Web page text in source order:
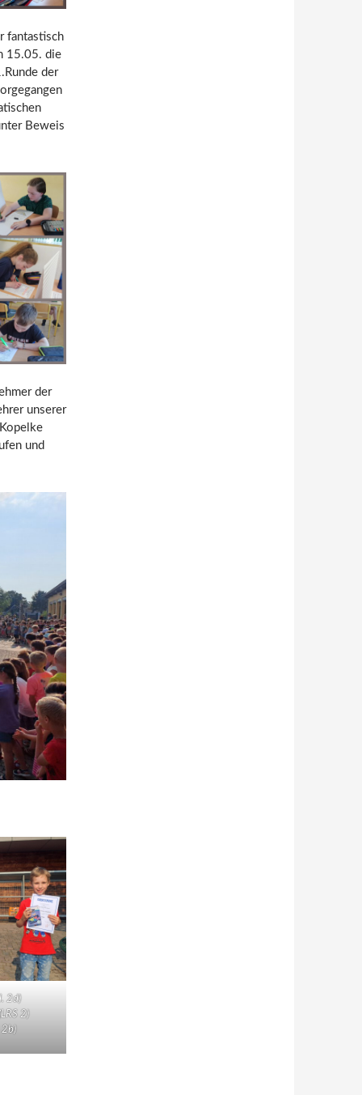
fantastisch
15.05. die
der
Beweis
der
unserer
und
2d)
2)
2b)